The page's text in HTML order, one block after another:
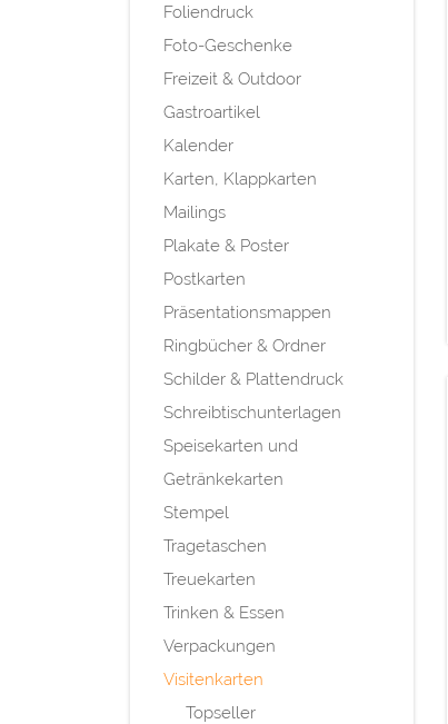
Foliendruck
Foto-Geschenke
Freizeit & Outdoor
Gastroartikel
Kalender
Karten, Klappkarten
Mailings
Plakate & Poster
Postkarten
Präsentationsmappen
Ringbücher & Ordner
Schilder & Plattendruck
Schreibtischunterlagen
Speisekarten und
Getränkekarten
Stempel
Tragetaschen
Treuekarten
Trinken & Essen
Verpackungen
Visitenkarten
Topseller